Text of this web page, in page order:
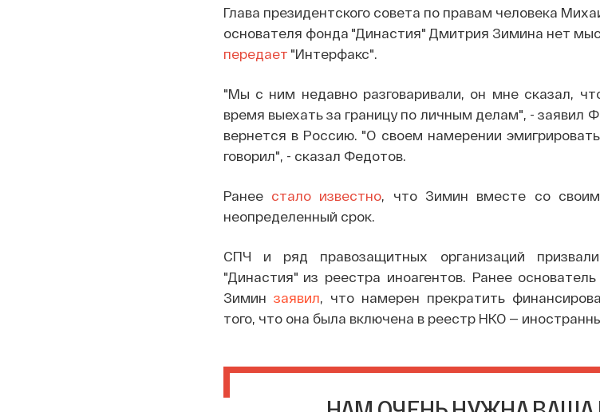
Глава президентского совета по правам человека
основателя фонда "Династия" Дмитрия Зимина нет
передает "Интерфакс".
"Мы с ним недавно разговаривали, он мне сказал,
время выехать за границу по личным делам", - заявил
вернется в Россию. "О своем намерении
говорил", - сказал Федотов.
Ранее стало известно, что Зимин вместе со
неопределенный срок.
СПЧ и ряд правозащитных организаций
"Династия" из реестра иноагентов. Ранее
Зимин заявил, что намерен прекратить
того, что она была включена в реестр НКО —